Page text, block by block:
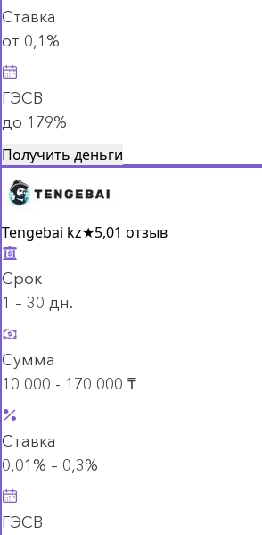
Ставка
от 0,1%
ГЭСВ
до 179%
Получить деньги
Tengebai kz★5,01 отзыв
Срок
1 – 30 дн.
Сумма
10 000 - 170 000 ₸
Ставка
0,01% – 0,3%
ГЭСВ